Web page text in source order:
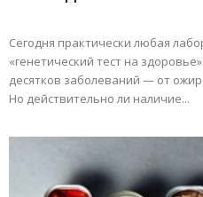
Сегодня практически любая
«генетический тест на
десятков заболеваний — от
Но действительно ли наличие...